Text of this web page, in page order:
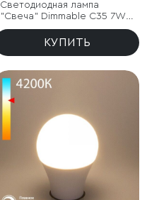
Светодиодная лампа
"Свеча" Dimmable C35 7W
4200K E27
КУПИТЬ